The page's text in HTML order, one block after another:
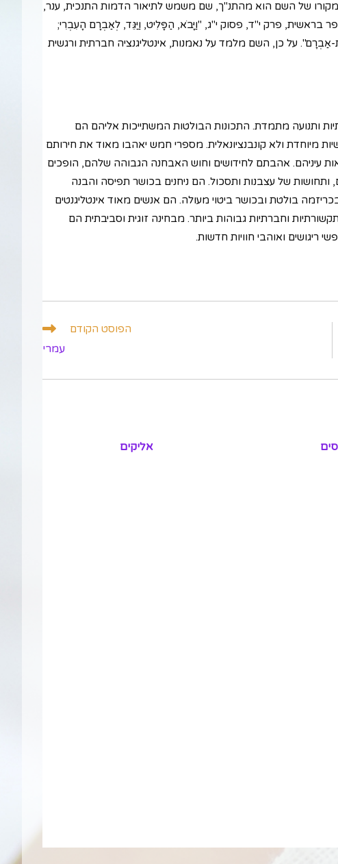
מקורו של השם הוא מהתנ"ך, שם משמש לתיאור הדמות התנכית, ענר,
בראשית, פרק י"ד, פסוק י"ג, "וַיָּבֹא, הַפָּלִיט, וַיַּגֵּד, לְאַבְרָם הָעִבְרִי;
על כן, השם מלמד על נאמנות, אינטליגנציה חברתית ורגשית
ותנועה מתמדת. התכונות הבולטות המשתייכות אליהם הם
מיוחדת ולא קונבנציונאלית. מספרי חמש יאהבו מאוד את חירותם
עיניהם. אהבתם לחידושים וחוש האבחנה הגבוהה שלהם, הופכים
ותחושות של עצבנות ותסכול. הם ניחנים בכושר תפיסה והבנה
בולטת ובכושר ביטוי מעולה. הם אנשים מאוד אינטליגנטים
וחברתיות גבוהות ביותר. מבחינה זוגית וסביבתית הם
ריגושים ואוהבי חוויות חדשות.
הפוסט הקודם
עמרי
אליקים